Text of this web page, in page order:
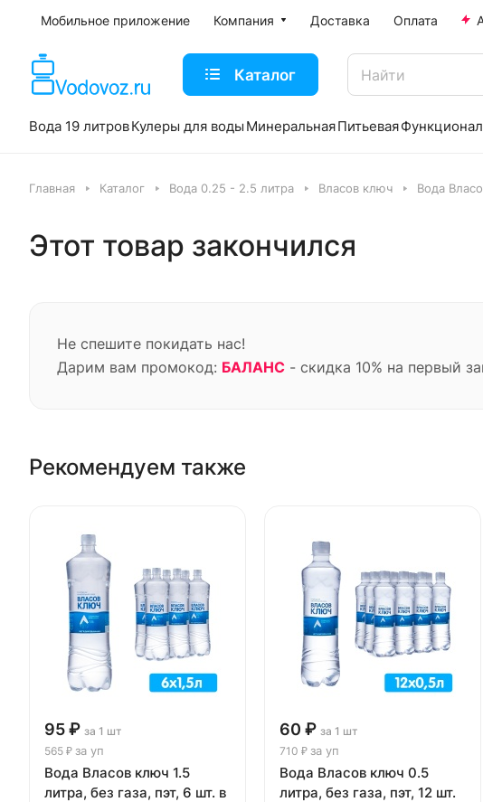
Мобильное приложение Компания Доставка Оплата
Каталог
Вода 19 литровКулеры для воды МинеральнаяПитьевая
Главная Каталог Вода 0.25 - 2.5 литра Власов ключ Вода
Этот товар закончился
Не спешите покидать нас!
Дарим вам промокод: БАЛАНС - скидка 10% на первый
Рекомендуем также
95 ₽ за 1 шт
565 ₽ за уп
Вода Власов ключ 1.5
литра, без газа, пэт, 6 шт. в
60 ₽ за 1 шт
710 ₽ за уп
Вода Власов ключ 0.5
литра, без газа, пэт, 12 шт.